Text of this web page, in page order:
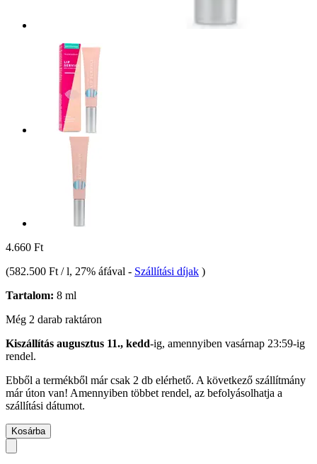
4.660 Ft
(582.500 Ft / l, 27% áfával - Szállítási díjak )
Tartalom: 8 ml
Még 2 darab raktáron
Kiszállítás augusztus 11., kedd-ig, amennyiben vasárnap 23:59-ig
rendel.
Ebből a termékből már csak 2 db elérhető. A következő szállítmány
már úton van! Amennyiben többet rendel, az befolyásolhatja a
szállítási dátumot.
Kosárba